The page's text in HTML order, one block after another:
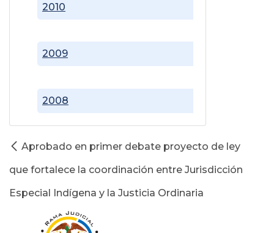
2008
2009
2010
Aprobado en primer debate proyecto de ley
que fortalece la coordinación entre Jurisdicción
Especial Indígena y la Justicia Ordinaria